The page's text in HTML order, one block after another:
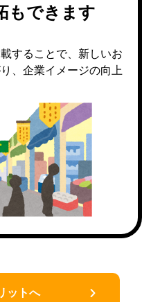
もできます
することで、新しいお
、企業イメージの向上
ットへ